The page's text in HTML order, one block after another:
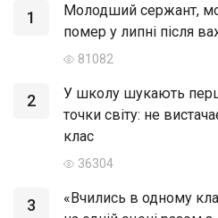
1
Молодший сержант,
помер у липні після
81082
2
У школу шукають
точки світу: не
клас
36304
3
«Вчились в одному